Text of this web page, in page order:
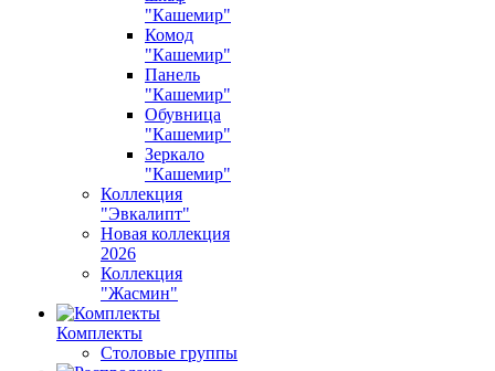
"Кашемир"
Комод
"Кашемир"
Панель
"Кашемир"
Обувница
"Кашемир"
Зеркало
"Кашемир"
Коллекция
"Эвкалипт"
Новая коллекция
2026
Коллекция
"Жасмин"
Комплекты
Столовые группы